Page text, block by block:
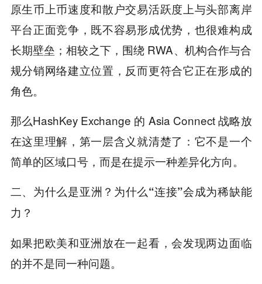
原生币上币速度和散户交易活跃度上与头部离岸
平台正面竞争，既不容易形成优势，也很难构成
长期壁垒；相较之下，围绕 RWA、机构合作与合
规分销网络建立位置，反而更符合它正在形成的
角色。
那么HashKey Exchange 的 Asia Connect 战略放
在这里理解，第一层含义就清楚了：它不是一个
简单的区域口号，而是在提示一种差异化方向。
二、为什么是亚洲？为什么“连接”会成为稀缺能
力？
如果把欧美和亚洲放在一起看，会发现两边面临
的并不是同一种问题。